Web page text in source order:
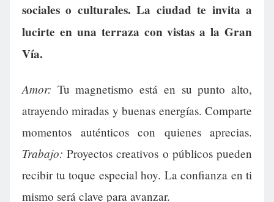
sociales o culturales. La ciudad te invita a
lucirte en una terraza con vistas a la Gran
Vía.
Amor: Tu magnetismo está en su punto alto,
atrayendo miradas y buenas energías. Comparte
momentos auténticos con quienes aprecias.
Trabajo: Proyectos creativos o públicos pueden
recibir tu toque especial hoy. La confianza en ti
mismo será clave para avanzar.